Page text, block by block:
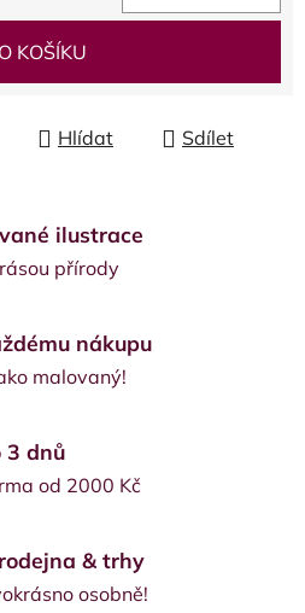
KOŠÍKU
Hlídat Sdílet
ilustrace
přírody
nákupu
malovaný!
3 dnů
od 2000 Kč
& trhy
osobně!